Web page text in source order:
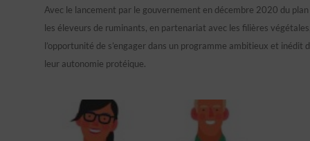
Avec le lancement par le gouvernement en décembre 2020 du plan
les éleveurs de ruminants, en partenariat avec les filières
l’opportunité de s’engager dans un programme ambitieux et inédit
leur autonomie protéique.